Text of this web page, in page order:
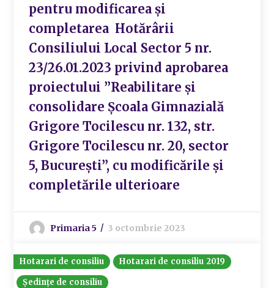
pentru modificarea și
completarea Hotărârii
Consiliului Local Sector 5 nr.
23/26.01.2023 privind aprobarea
proiectului ”Reabilitare și
consolidare Școala Gimnazială
Grigore Tocilescu nr. 132, str.
Grigore Tocilescu nr. 20, sector
5, București”, cu modificările și
completările ulterioare
Primaria 5 3 octombrie 2023
Hotarari de consiliu
Hotarari de consiliu 2019
Ședințe de consiliu